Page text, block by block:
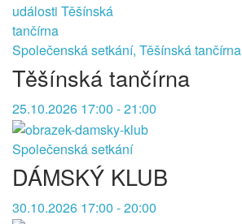
Společenská setkání, Těšínská tančírna
Těšínská tančírna
25.10.2026 17:00 - 21:00
Společenská setkání
DÁMSKÝ KLUB
30.10.2026 17:00 - 20:00